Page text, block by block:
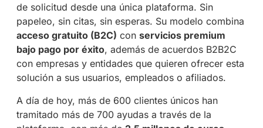
de solicitud desde una única plataforma. Sin
papeleo, sin citas, sin esperas. Su modelo combina
acceso gratuito (B2C) con servicios premium
bajo pago por éxito, además de acuerdos B2B2C
con empresas y entidades que quieren ofrecer esta
solución a sus usuarios, empleados o afiliados.
A día de hoy, más de 600 clientes únicos han
tramitado más de 700 ayudas a través de la